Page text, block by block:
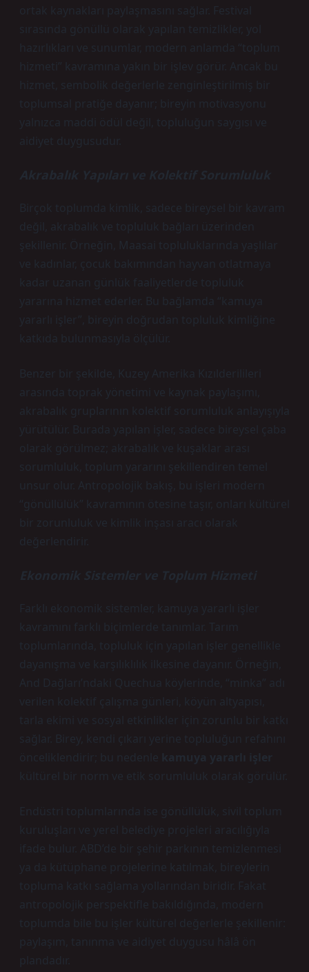
ortak kaynakları paylaşmasını sağlar. Festival
sırasında gönüllü olarak yapılan temizlikler, yol
hazırlıkları ve sunumlar, modern anlamda “toplum
hizmeti” kavramına yakın bir işlev görür. Ancak bu
hizmet, sembolik değerlerle zenginleştirilmiş bir
toplumsal pratiğe dayanır; bireyin motivasyonu
yalnızca maddi ödül değil, topluluğun saygısı ve
aidiyet duygusudur.
Akrabalık Yapıları ve Kolektif Sorumluluk
Birçok toplumda
, sadece bireysel bir kavram
değil, akrabalık ve topluluk bağları üzerinden
şekillenir. Örneğin, Maasai topluluklarında yaşlılar
ve kadınlar, çocuk bakımından hayvan otlatmaya
kadar uzanan günlük faaliyetlerde topluluk
yararına hizmet ederler. Bu bağlamda “kamuya
yararlı işler”, bireyin doğrudan topluluk kimliğine
katkıda bulunmasıyla ölçülür.
Benzer bir şekilde, Kuzey Amerika Kızılderilileri
arasında toprak yönetimi ve kaynak paylaşımı,
akrabalık gruplarının kolektif sorumluluk anlayışıyla
yürütülür. Burada yapılan işler, sadece bireysel çaba
olarak görülmez; akrabalık ve kuşaklar arası
sorumluluk, toplum yararını şekillendiren temel
unsur olur. Antropolojik bakış, bu işleri modern
“gönüllülük” kavramının ötesine taşır, onları kültürel
bir zorunluluk ve kimlik inşası aracı olarak
değerlendirir.
Ekonomik Sistemler ve Toplum Hizmeti
Farklı ekonomik sistemler, kamuya yararlı işler
kavramını farklı biçimlerde tanımlar. Tarım
toplumlarında, topluluk için yapılan işler genellikle
dayanışma ve karşılıklılık ilkesine dayanır. Örneğin,
And Dağları’ndaki Quechua köylerinde, “minka” adı
verilen kolektif çalışma günleri, köyün altyapısı,
tarla ekimi ve sosyal etkinlikler için zorunlu bir katkı
sağlar. Birey, kendi çıkarı yerine topluluğun refahını
önceliklendirir; bu nedenle
kamuya yararlı işler
kültürel bir norm ve etik sorumluluk olarak görülür.
Endüstri toplumlarında ise gönüllülük, sivil toplum
kuruluşları ve yerel belediye projeleri aracılığıyla
ifade bulur. ABD’de bir şehir parkının temizlenmesi
ya da kütüphane projelerine katılmak, bireylerin
topluma katkı sağlama yollarından biridir. Fakat
antropolojik perspektifle bakıldığında, modern
toplumda bile bu işler kültürel değerlerle şekillenir:
paylaşım, tanınma ve aidiyet duygusu hâlâ ön
plandadır.